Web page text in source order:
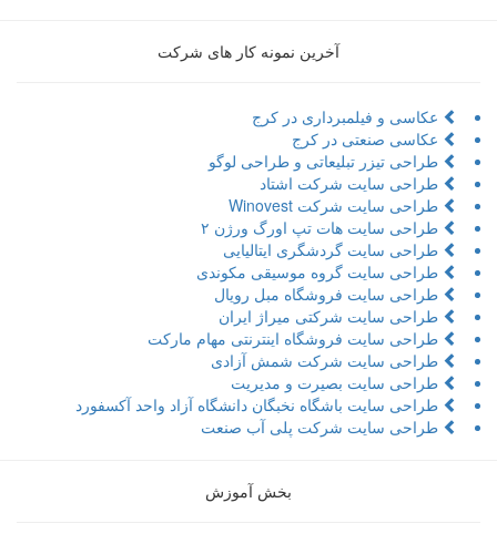
آخرین نمونه کار های شرکت
عکاسی و فیلمبرداری در کرج
عکاسی صنعتی در کرج
طراحی تیزر تبلیعاتی و طراحی لوگو
طراحی سایت شرکت اشتاد
طراحی سایت شرکت Winovest
طراحی سایت هات تپ اورگ ورژن ۲
طراحی سایت گردشگری ایتالیایی
طراحی سایت گروه موسیقی مکوندی
طراحی سایت فروشگاه مبل رویال
طراحی سایت شرکتی میراژ ایران
طراحی سایت فروشگاه اینترنتی مهام مارکت
طراحی سایت شرکت شمش آزادی
طراحی سایت بصیرت و مدیریت
طراحی سایت باشگاه نخبگان دانشگاه آزاد واحد آکسفورد
طراحی سایت شرکت پلی آب صنعت
بخش آموزش